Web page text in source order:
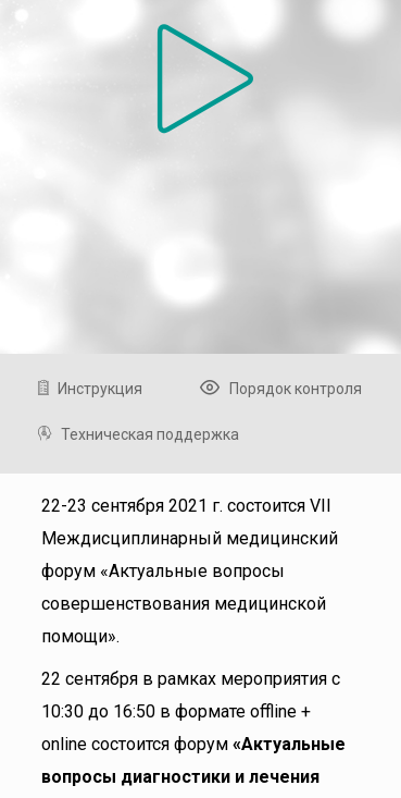
Инструкция Порядок контроля
Техническая поддержка
22-23 сентября 2021 г. состоится VII
Междисциплинарный медицинский
форум «Актуальные вопросы
совершенствования медицинской
помощи».
22 сентября в рамках мероприятия c
10:30 до 16:50 в формате offline +
online состоится форум «Актуальные
вопросы диагностики и лечения